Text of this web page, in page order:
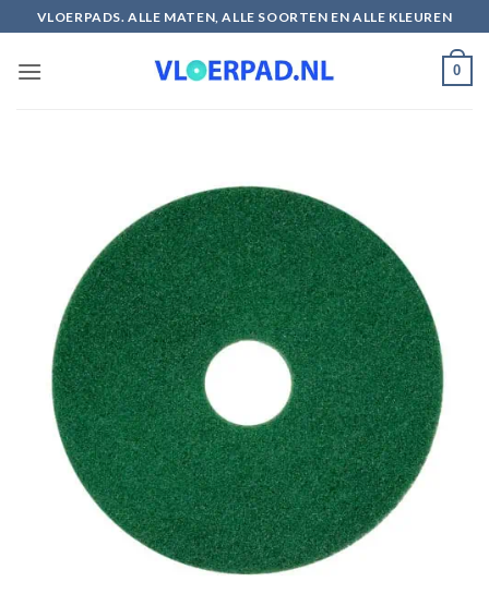
naar
inhoud
VLOERPADS. ALLE MATEN, ALLE SOORTEN EN ALLE KLEUREN
0